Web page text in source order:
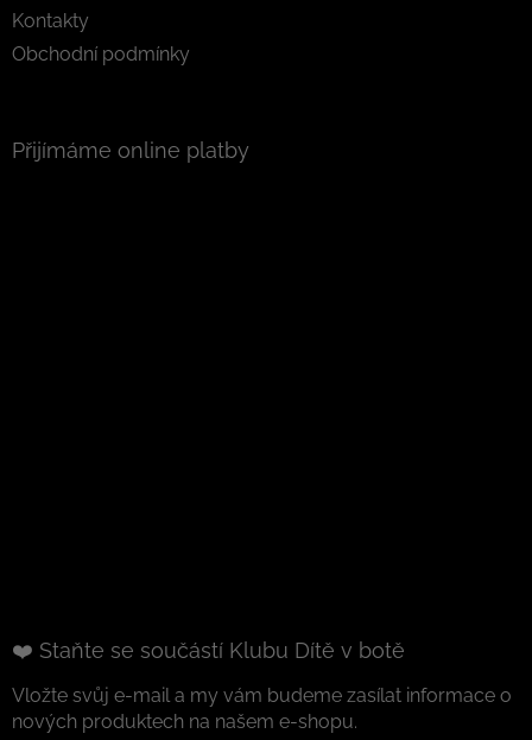
Kontakty
Obchodní podmínky
Přijímáme online platby
❤️ Staňte se součástí Klubu Dítě v botě
Vložte svůj e-mail a my vám budeme zasílat informace o
nových produktech na našem e-shopu.